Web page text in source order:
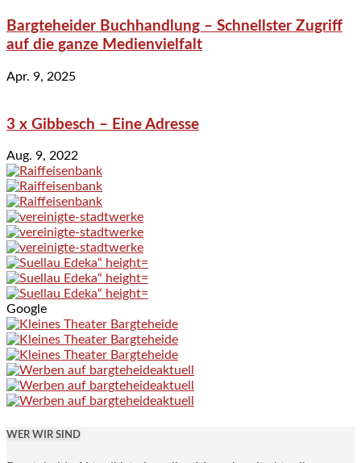
Bargteheider Buchhandlung – Schnellster Zugriff
auf die ganze Medienvielfalt
Apr. 9, 2025
3 x Gibbesch – Eine Adresse
Aug. 9, 2022
Google
WER WIR SIND